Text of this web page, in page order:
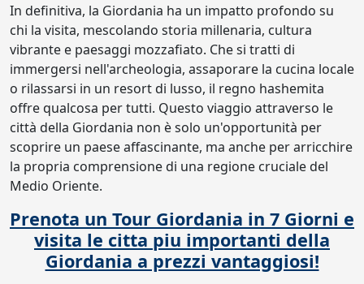
In definitiva, la Giordania ha un impatto profondo su
chi la visita, mescolando storia millenaria, cultura
vibrante e paesaggi mozzafiato. Che si tratti di
immergersi nell'archeologia, assaporare la cucina locale
o rilassarsi in un resort di lusso, il regno hashemita
offre qualcosa per tutti. Questo viaggio attraverso le
città della Giordania non è solo un'opportunità per
scoprire un paese affascinante, ma anche per arricchire
la propria comprensione di una regione cruciale del
Medio Oriente.
Prenota un Tour Giordania in 7 Giorni e
visita le citta piu importanti della
Giordania a prezzi vantaggiosi!